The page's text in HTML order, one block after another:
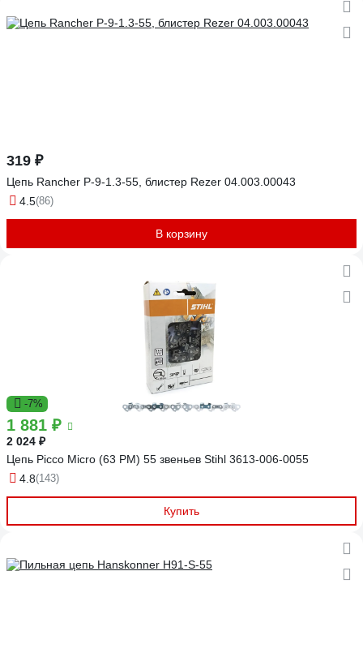
319 ₽
Цепь Rancher P-9-1.3-55, блистер Rezer 04.003.00043
4.5(86)
В корзину
-7%
1 881 ₽
2 024 ₽
Цепь Picco Micro (63 PM) 55 звеньев Stihl 3613-006-0055
4.8(143)
Купить